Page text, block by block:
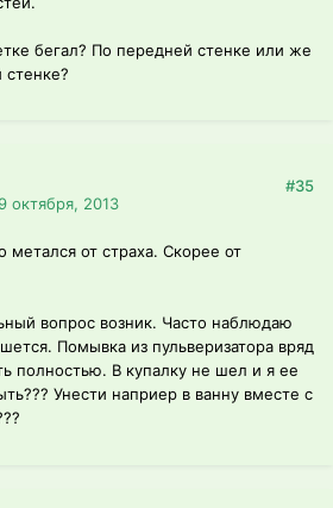
бегал? По передней стенке или же
октября, 2013
#35
метался от страха. Скорее от
вопрос возник. Часто наблюдаю
Помывка из пульверизатора вряд
полностью. В купалку не шел и я ее
Унести наприер в ванну вместе с